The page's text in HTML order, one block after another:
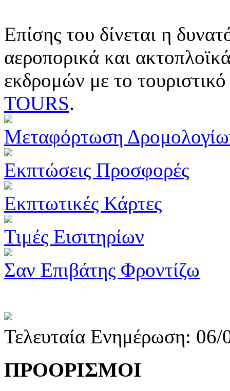
Επίσης του δίνεται η
αεροπορικά και
εκδρομών με το
TOURS.
Μεταφόρτωση
Εκπτώσεις Προσφορές
Εκπτωτικές Κάρτες
Τιμές Εισιτηρίων
Σαν Επιβάτης Φροντίζω
Τελευταία Ενημέρωση:
ΠΡΟΟΡΙΣΜΟΙ